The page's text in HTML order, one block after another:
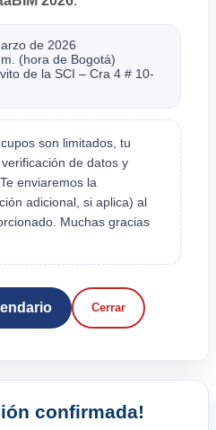
de 2026
(hora de Bogotá)
de la SCI – Cra 4 # 10-
son limitados, tu
de datos y
enviaremos la
adicional, si aplica) al
Muchas gracias
Cerrar
confirmada!